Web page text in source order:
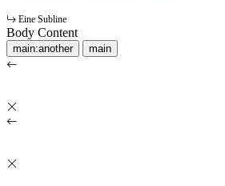
Eine Subline
Body Content
main:another main